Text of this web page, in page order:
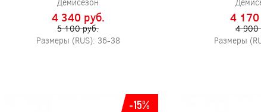
4 340 pуб.
5 100 pуб.
Размеры (RUS): 36-38
4 170
4 900
Размеры
-15%